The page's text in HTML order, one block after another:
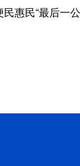
惠民“最后一